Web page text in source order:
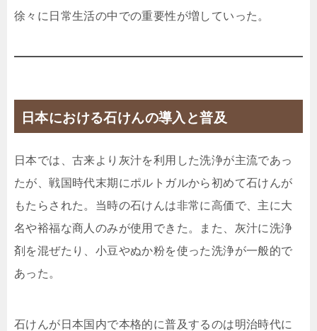
徐々に日常生活の中での重要性が増していった。
日本における石けんの導入と普及
日本では、古来より灰汁を利用した洗浄が主流であっ
たが、戦国時代末期にポルトガルから初めて石けんが
もたらされた。当時の石けんは非常に高価で、主に大
名や裕福な商人のみが使用できた。また、灰汁に洗浄
剤を混ぜたり、小豆やぬか粉を使った洗浄が一般的で
あった。
石けんが日本国内で本格的に普及するのは明治時代に